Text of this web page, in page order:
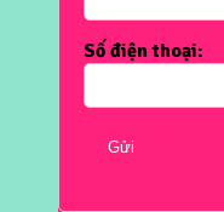
Số điện thoại:
Gửi